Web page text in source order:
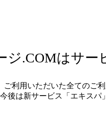
ジ.COMはサー
ご利用いただいた全てのご
今後は新サービス「エキスパ